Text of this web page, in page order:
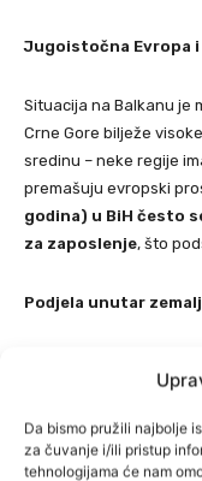
Da bismo pružili najbolje
za čuvanje i/ili pristup
tehnologijama će nam
Jugoistočna Evropa i
Situacija na Balkanu je
Crne Gore bilježe
sredinu – neke regije
premašuju evropski
godina) u BiH često
za zaposlenje, što
Podjela unutar
Sjever Italije
gdje zapadni dijelovi
ekonomski razvoj.